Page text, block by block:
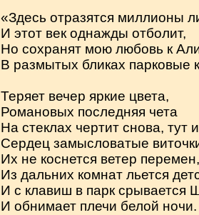
«Здесь отразятся миллионы
И этот век однажды отболит,
Но сохранят мою любовь к
В размытых бликах парковые
Теряет вечер яркие цвета,
Романовых последняя чета
На стеклах чертит снова, тут
Сердец замысловатые
Их не коснется ветер перемен,
Из дальних комнат льется
И с клавиш в парк срывается
И обнимает плечи белой ночи.